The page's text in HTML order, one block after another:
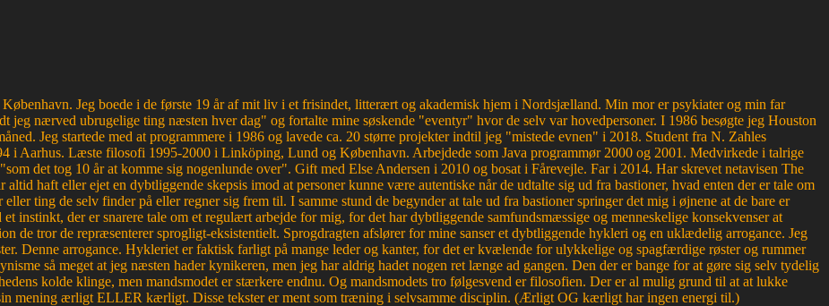
Jeg boede i de første 19 år af mit liv i et frisindet, litterært og akademisk hjem i Nordsjælland. Min mor er psykiater og min far
jeg nærved ubrugelige ting næsten hver dag" og fortalte mine søskende "eventyr" hvor de selv var hovedpersoner. I 1986 besøgte jeg Houston
Jeg startede med at programmere i 1986 og lavede ca. 20 større projekter indtil jeg "mistede evnen" i 2018. Student fra N. Zahles
i Aarhus. Læste filosofi 1995-2000 i Linköping, Lund og København. Arbejdede som Java programmør 2000 og 2001. Medvirkede i talrige
det tog 10 år at komme sig nogenlunde over". Gift med Else Andersen i 2010 og bosat i Fårevejle. Far i 2014. Har skrevet netavisen The
haft eller ejet en dybtliggende skepsis imod at personer kunne være autentiske når de udtalte sig ud fra bastioner, hvad enten der er tale om
ting de selv finder på eller regner sig frem til. I samme stund de begynder at tale ud fra bastioner springer det mig i øjnene at de bare er
instinkt, der er snarere tale om et regulært arbejde for mig, for det har dybtliggende samfundsmæssige og menneskelige konsekvenser at
de tror de repræsenterer sprogligt-eksistentielt. Sprogdragten afslører for mine sanser et dybtliggende hykleri og en uklædelig arrogance. Jeg
Denne arrogance. Hykleriet er faktisk farligt på mange leder og kanter, for det er kvælende for ulykkelige og spagfærdige røster og rummer
så meget at jeg næsten hader kynikeren, men jeg har aldrig hadet nogen ret længe ad gangen. Den der er bange for at gøre sig selv tydelig
kolde klinge, men mandsmodet er stærkere endnu. Og mandsmodets tro følgesvend er filosofien. Der er al mulig grund til at at lukke
mening ærligt ELLER kærligt. Disse tekster er ment som træning i selvsamme disciplin. (Ærligt OG kærligt har ingen energi til.)